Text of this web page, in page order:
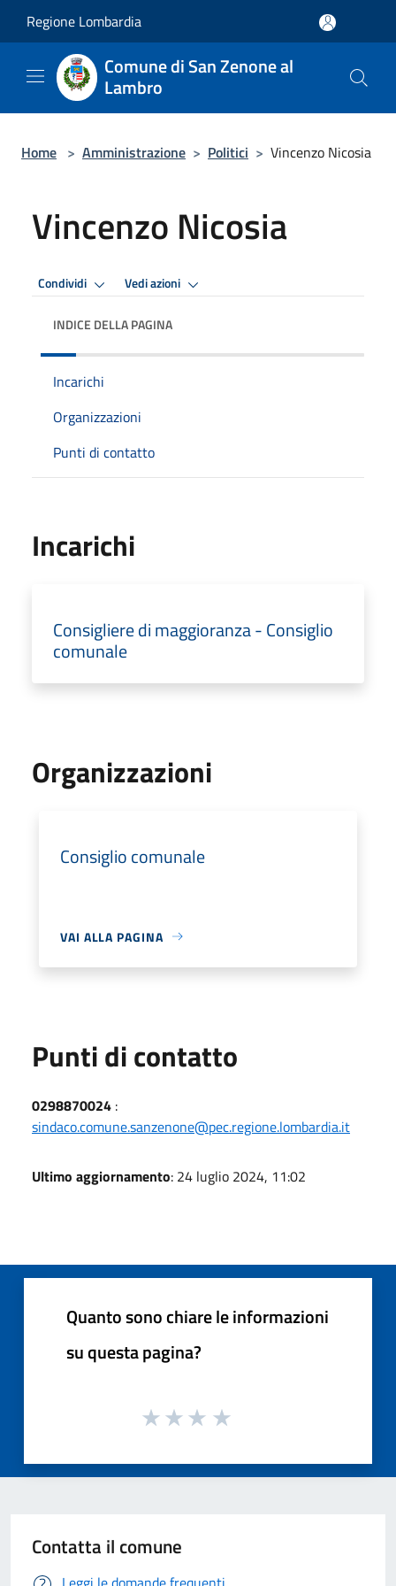
Regione Lombardia
Comune di San Zenone al
Lambro
Home > Amministrazione > Politici > Vincenzo Nicosia
Vincenzo Nicosia
Condividi Vedi azioni
INDICE DELLA PAGINA
Incarichi
Organizzazioni
Punti di contatto
Incarichi
Consigliere di maggioranza - Consiglio
comunale
Organizzazioni
Consiglio comunale
VAI ALLA PAGINA
Punti di contatto
0298870024 :
sindaco.comune.sanzenone@pec.regione.lombardia.it
Ultimo aggiornamento: 24 luglio 2024, 11:02
Quanto sono chiare le informazioni
su questa pagina?
Contatta il comune